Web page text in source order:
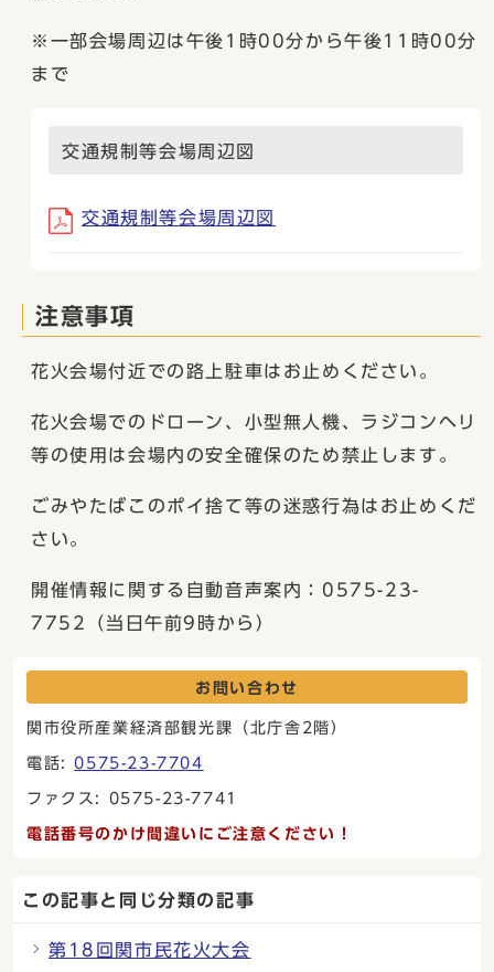
※一部会場周辺は午後1時00分から午後11時00分
まで
交通規制等会場周辺図
交通規制等会場周辺図
注意事項
花火会場付近での路上駐車はお止めください。
花火会場でのドローン、小型無人機、ラジコンヘリ
等の使用は会場内の安全確保のため禁止します。
ごみやたばこのポイ捨て等の迷惑行為はお止めくだ
さい。
開催情報に関する自動音声案内：0575-23-
7752（当日午前9時から）
お問い合わせ
関市役所産業経済部観光課（北庁舎2階）
電話:0575-23-7704
ファクス: 0575-23-7741
電話番号のかけ間違いにご注意ください！
この記事と同じ分類の記事
第18回関市民花火大会